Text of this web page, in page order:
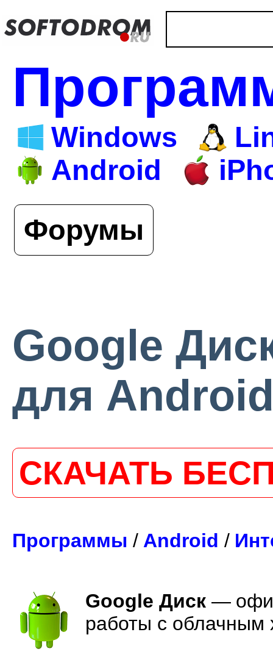
Windows
Android
Форумы
Google
для
СКАЧАТЬ
Программы / Android /
Google Диск —
работы с